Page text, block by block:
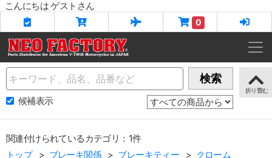
こんにちは ゲストさん
0
Name 検索
候補表示
関連付けられているカテゴリ：1件
トップ
ブレーキ関係 ブレーキティー クローム